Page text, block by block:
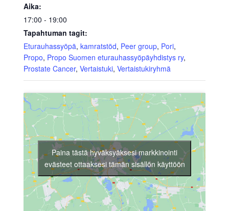
Aika:
17:00 - 19:00
Tapahtuman tagit:
Eturauhassyöpä, kamratstöd, Peer group, Pori,
Propo, Propo Suomen eturauhassyöpäyhdistys ry,
Prostate Cancer, Vertaistuki, Vertaistukiryhmä
Paina tästä hyväksyäksesi markkinointi
evästeet ottaaksesi tämän sisällön käyttöön